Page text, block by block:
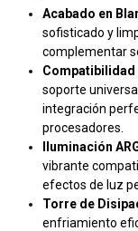
Acabado en
sofisticado y
complementar
Compatibilidad
soporte
integración
procesadores.
Iluminación
vibrante
efectos de luz
Torre de
enfriamiento